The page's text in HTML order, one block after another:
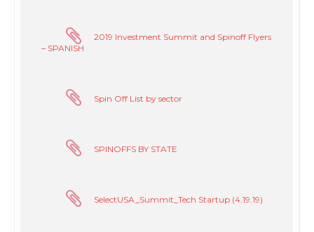
2019 Investment Summit and Spinoff Flyers
– SPANISH
Spin Off List by sector
SPINOFFS BY STATE
SelectUSA_Summit_Tech Startup (4.19.19)